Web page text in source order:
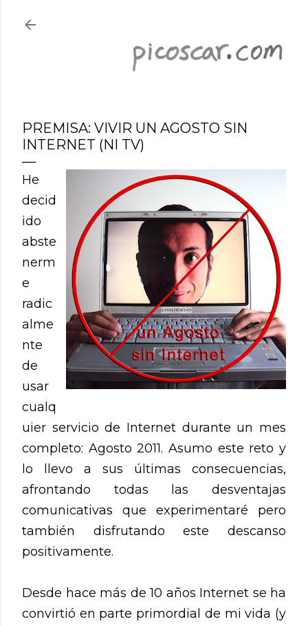
PREMISA: VIVIR UN AGOSTO SIN
INTERNET (NI TV)
He
decid
ido
abste
nerm
e
radic
alme
nte
de
usar
cualq
uier servicio de Internet durante un mes
completo: Agosto 2011. Asumo este reto y
lo llevo a sus últimas consecuencias,
afrontando todas las desventajas
comunicativas que experimentaré pero
también disfrutando este descanso
positivamente.
Desde hace más de 10 años Internet se ha
convirtió en parte primordial de mi vida (y